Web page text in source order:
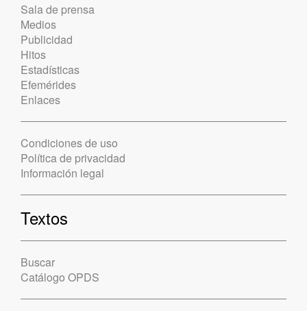
Sala de prensa
Medios
Publicidad
Hitos
Estadísticas
Efemérides
Enlaces
Condiciones de uso
Política de privacidad
Información legal
Textos
Buscar
Catálogo OPDS